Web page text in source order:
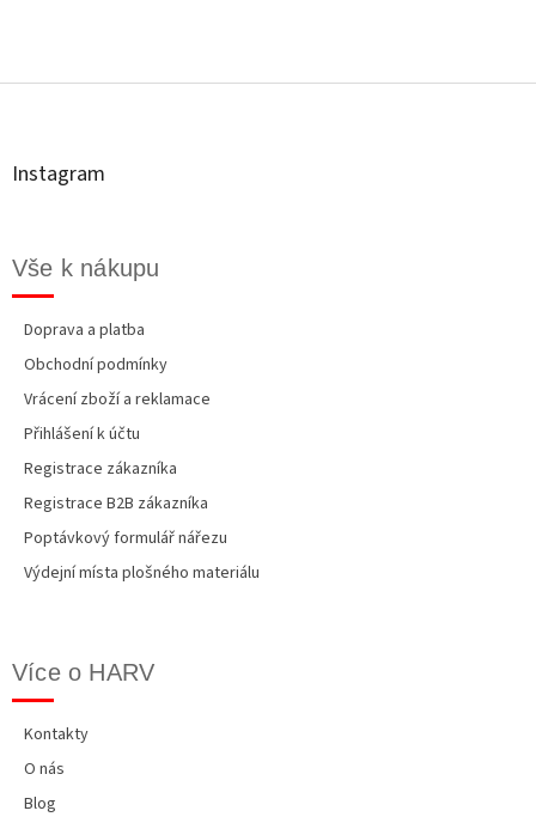
á
Instagram
Vše k nákupu
Doprava a platba
Obchodní podmínky
Vrácení zboží a reklamace
Přihlášení k účtu
Registrace zákazníka
Registrace B2B zákazníka
Poptávkový formulář nářezu
Výdejní místa plošného materiálu
Více o HARV
Kontakty
O nás
Blog